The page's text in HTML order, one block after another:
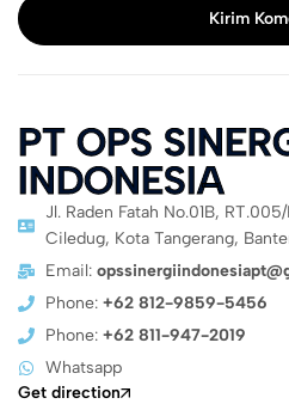
Kirim
PT OPS
INDONESIA
Jl. Raden Fatah No.01B,
Ciledug, Kota Tangerang,
Email:
Phone: +62 812-9859-5456
Phone: +62 811-947-2019
Whatsapp
Get direction